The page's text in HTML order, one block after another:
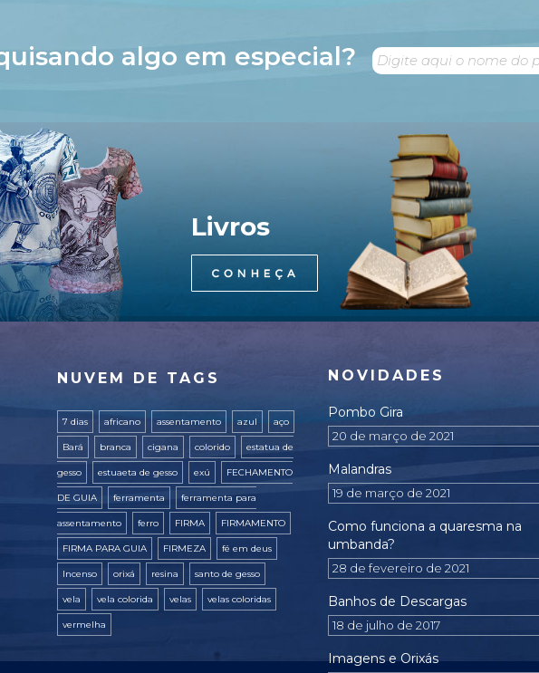
algo em especial?
Livros
NUVEM DE TAGS
7 dias africano assentamento azul aço
Bará branca cigana colorido estatua de
gesso estuaeta de gesso exú FECHAMENTO
DE GUIA ferramenta ferramenta para
assentamento ferro FIRMA FIRMAMENTO
FIRMA PARA GUIA FIRMEZA fé em deus
Incenso orixá resina santo de gesso
vela vela colorida velas velas coloridas
vermelha
NOVIDADES
Pombo Gira
20 de março de 2021
Malandras
19 de março de 2021
Como funciona a quaresma na
umbanda?
28 de fevereiro de 2021
Banhos de Descargas
18 de julho de 2017
Imagens e Orixás